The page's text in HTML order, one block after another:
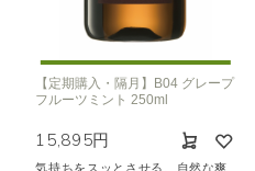
【定期購入・隔月】B04 グレープ
フルーツミント 250ml
15,895円
気持ちをスッとさせる、自然な爽